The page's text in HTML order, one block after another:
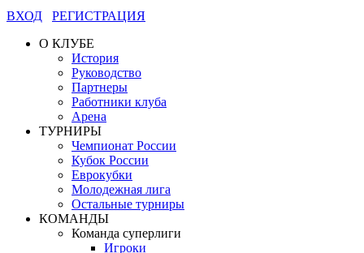
ВХОД
РЕГИСТРАЦИЯ
О КЛУБЕ
История
Руководство
Партнеры
Работники клуба
Арена
ТУРНИРЫ
Чемпионат России
Кубок России
Еврокубки
Молодежная лига
Остальные турниры
КОМАНДЫ
Команда суперлиги
Игроки